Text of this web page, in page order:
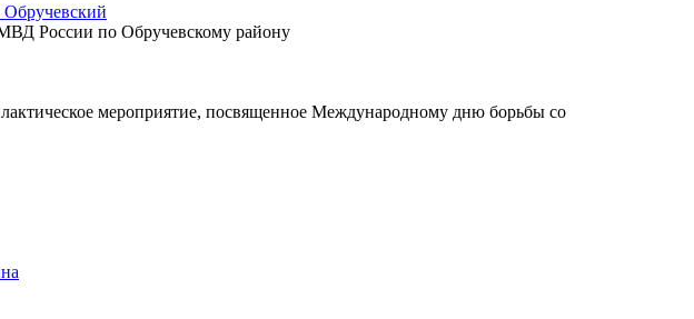
России по Обручевскому району
мероприятие, посвященное Международному дню борьбы со